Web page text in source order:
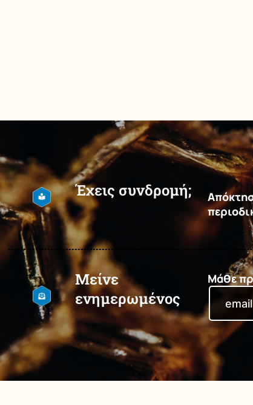
Έχεις συνδρομή;
Μείνε
ενημερωμένος
Μάθε